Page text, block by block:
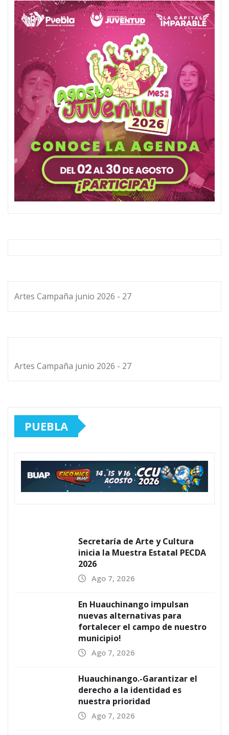
Artes Campaña junio 2026 - 27
Artes Campaña junio 2026 - 27
PUEBLA
Secretaría de Arte y Cultura
inicia la Muestra Estatal PECDA
2026
Ago 7, 2026
En Huauchinango impulsan
nuevas alternativas para
fortalecer el campo de nuestro
municipio!
Ago 7, 2026
Huauchinango.-Garantizar el
derecho a la identidad es
nuestra prioridad
Ago 7, 2026